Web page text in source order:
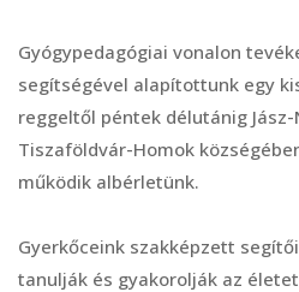
Gyógypedagógiai vonalon
segítségével alapítottunk egy
reggeltől péntek délutánig
Tiszaföldvár-Homok
működik albérletünk.
Gyerkőceink szakképzett
tanulják és gyakorolják az